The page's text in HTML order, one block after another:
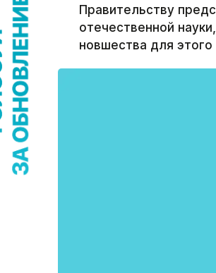
Правительству
отечественной
новшества для